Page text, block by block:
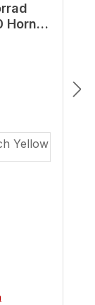
Hornet